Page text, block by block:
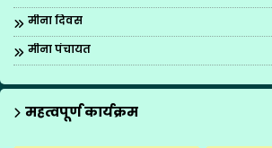
मीना दिवस
मीना पंचायत
मीना मंच का पुनर्गठन
महत्वपूर्ण कार्यक्रम